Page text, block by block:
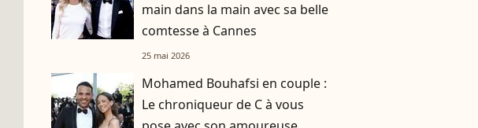
main dans la main avec sa belle
comtesse à Cannes
25 mai 2026
Mohamed Bouhafsi en couple :
Le chroniqueur de C à vous